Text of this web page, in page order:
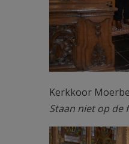
Kerkkoor
Staan niet op de
kerkkoor